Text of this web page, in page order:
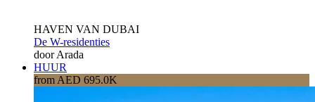
HAVEN VAN DUBAI
De W-residenties
door Arada
HUUR
from AED 695.0K